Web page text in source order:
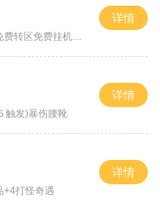
转区免费挂机活动
详情
触发)暴伤腰靴
详情
+4打怪奇遇
详情